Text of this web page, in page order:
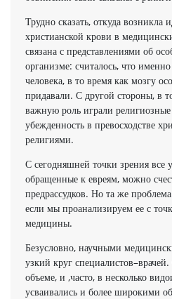
Трудно сказать, откуда возникла
христианской крови в
связана с представлениями об
организме: считалось, что
человека, в то время как мозгу
придавали. С другой стороны, в
важную роль играли
убежденность в превосходстве
религиями.
С сегодняшней точки зрения все
обращенные к евреям, можно
предрассудков. Но та же
если мы проанализируем ее с
медицины.
Безусловно, научными
узкий круг
объеме, и ,часто, в несколько
усваивались и более широкими